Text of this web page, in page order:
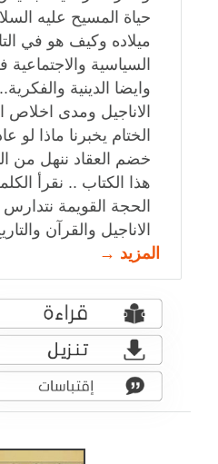
حياة المسيح عليه
ميلاده وكيف هو في
السياسية
وايضا الدينية
الاناجيل ومدى اخلاص
الختام يخبرنا ماذا
خضم العقاد ننهل من
هذا الكتاب .. نقرأ
الحجة القويمة
الاناجيل والقرآن
المزيد →